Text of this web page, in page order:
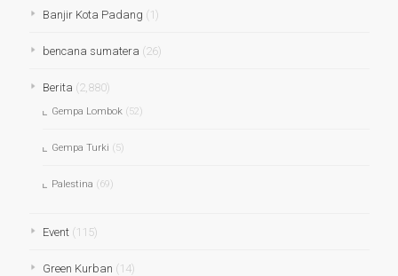
Banjir Kota Padang (1)
bencana sumatera (26)
Berita (2,880)
Gempa Lombok(52)
Gempa Turki (5)
Palestina (69)
Event(115)
Green Kurban (14)